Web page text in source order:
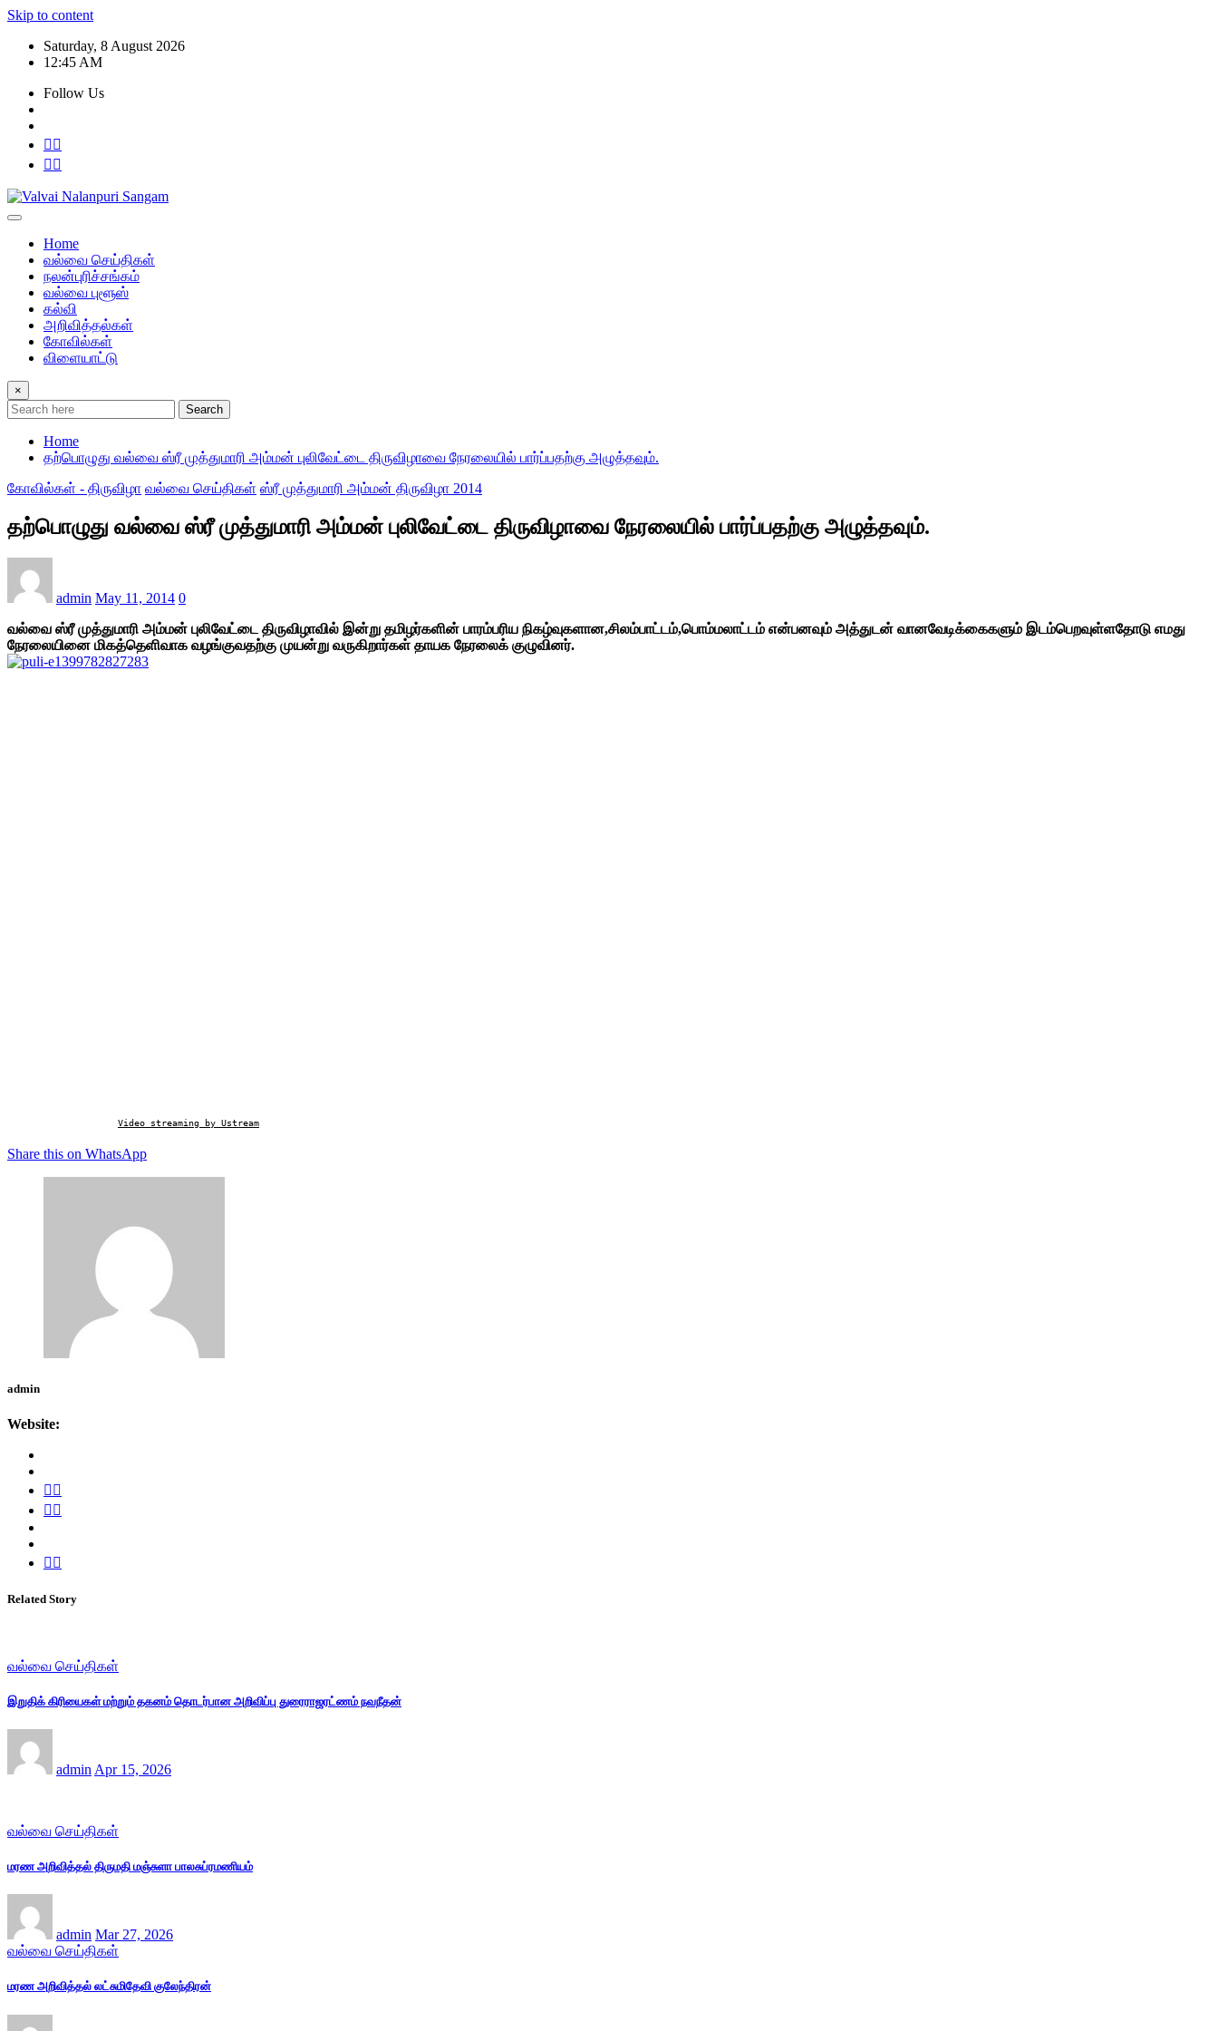
Skip to content
Saturday, 8 August 2026
12:45 AM
Follow Us
Home
வல்வை செய்திகள்
நலன்புரிச்சங்கம்
வல்வை புளூஸ்
கல்வி
அறிவித்தல்கள்
கோவில்கள்
விளையாட்டு
×
Search
Home
தற்பொழுது வல்வை ஸ்ரீ முத்துமாரி அம்மன் புலிவேட்டை திருவிழாவை நேரலையில் பார்ப்பதற்கு அழுத்தவும்.
கோவில்கள் - திருவிழா வல்வை செய்திகள் ஸ்ரீ முத்துமாரி அம்மன் திருவிழா 2014
தற்பொழுது வல்வை ஸ்ரீ முத்துமாரி அம்மன் புலிவேட்டை திருவிழாவை நேரலையில் பார்ப்பதற்கு அழுத்தவும்.
admin May 11, 2014 0
வல்வை ஸ்ரீ முத்துமாரி அம்மன் புலிவேட்டை திருவிழாவில் இன்று தமிழர்களின் பாரம்பரிய நிகழ்வுகளான,சிலம்பாட்டம்,பொம்மலாட்டம் என்பனவும் அத்துடன் வானவேடிக்கைகளும் இடம்பெறவுள்ளதோடு எமது
நேரலையினை மிகத்தெளிவாக வழங்குவதற்கு முயன்று வருகிறார்கள் தாயக நேரலைக் குழுவினர்.
Video streaming by Ustream
Share this on WhatsApp
admin
Website:
Related Story
வல்வை செய்திகள்
இறுதிக் கிரியைகள் மற்றும் தகனம் தொடர்பான அறிவிப்பு துரைராஜரட்ணம் நவநீதன்
admin Apr 15, 2026
வல்வை செய்திகள்
மரண அறிவித்தல் திருமதி மஞ்சுளா பாலசுப்ரமணியம்
admin Mar 27, 2026
வல்வை செய்திகள்
மரண அறிவித்தல் லட்சுமிதேவி குலேந்திரன்